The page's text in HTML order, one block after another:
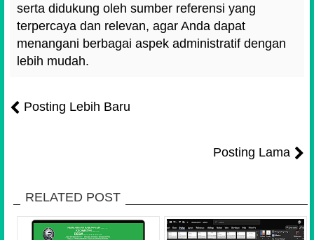
serta didukung oleh sumber referensi yang
terpercaya dan relevan, agar Anda dapat
menangani berbagai aspek administratif dengan
lebih mudah.
Posting Lebih Baru
Posting Lama
RELATED POST